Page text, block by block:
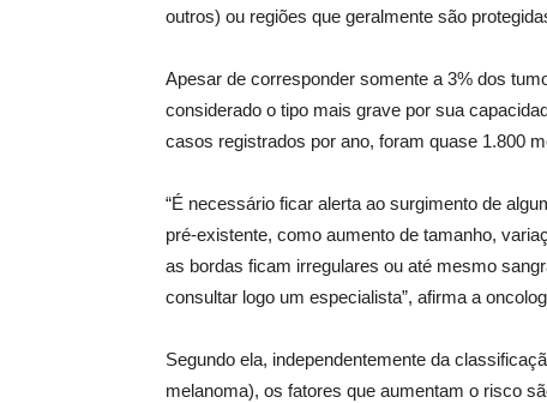
outros) ou regiões que geralmente são
Apesar de corresponder somente a 3% dos
considerado o tipo mais grave por sua
casos registrados por ano, foram quase 1.800
“É necessário ficar alerta ao surgimento de
pré-existente, como aumento de tamanho,
as bordas ficam irregulares ou até mesmo
consultar logo um especialista”, afirma a
Segundo ela, independentemente da
melanoma), os fatores que aumentam o risco